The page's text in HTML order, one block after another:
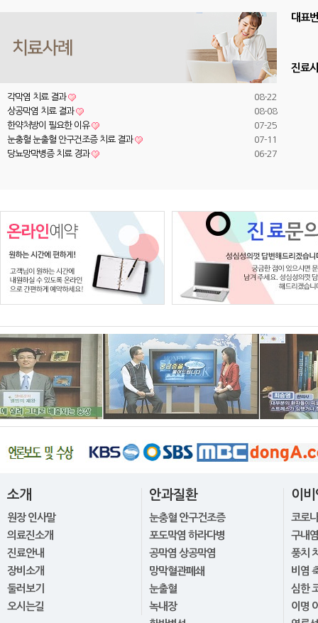
각막염 치료 결과
08-22
상공막염 치료 결과
08-08
한약처방이 필요한 이유
07-25
눈충혈 눈출혈 안구건조증 치료 결과
07-11
당뇨망막병증 치료 경과
06-27
대표
진료
소개
원장 인사말
의료진소개
진료안내
장비소개
둘러보기
오시는길
안과질환
눈충혈 안구건조증
포도막염 하라다병
공막염 상공막염
망막혈관폐쇄
눈출혈
녹내장
이
코로
구내
풍치
비염
심한
이명